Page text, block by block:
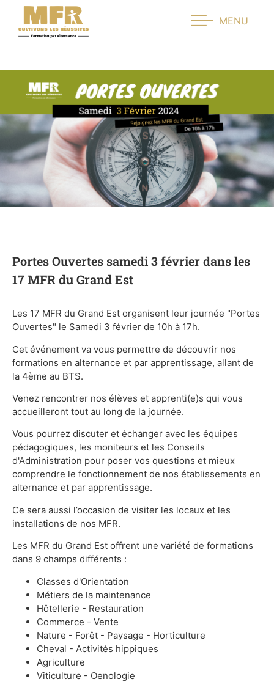
MENU
Portes Ouvertes samedi 3 février dans les
17 MFR du Grand Est
Les 17 MFR du Grand Est organisent leur journée "Portes
Ouvertes" le Samedi 3 février de 10h à 17h.
Cet événement va vous permettre de découvrir nos
formations en alternance et par apprentissage, allant de
la 4ème au BTS.
Venez rencontrer nos élèves et apprenti(e)s qui vous
accueilleront tout au long de la journée.
Vous pourrez discuter et échanger avec les équipes
pédagogiques, les moniteurs et les Conseils
d'Administration pour poser vos questions et mieux
comprendre le fonctionnement de nos établissements en
alternance et par apprentissage.
Ce sera aussi l’occasion de visiter les locaux et les
installations de nos MFR.
Les MFR du Grand Est offrent une variété de formations
dans 9 champs différents :
Classes d'Orientation
Métiers de la maintenance
Hôtellerie - Restauration
Commerce - Vente
Nature - Forêt - Paysage - Horticulture
Cheval - Activités hippiques
Agriculture
Viticulture - Oenologie